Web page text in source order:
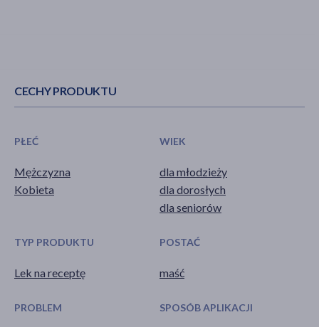
CECHY PRODUKTU
PŁEĆ
Mężczyzna
Kobieta
WIEK
dla młodzieży
dla dorosłych
dla seniorów
TYP PRODUKTU
Lek na receptę
POSTAĆ
maść
PROBLEM SPOSÓB APLIKACJI